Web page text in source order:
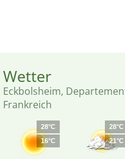
Wetter
Eckbolsheim,
Frankreich
28°C
16°C
28°C
21°C